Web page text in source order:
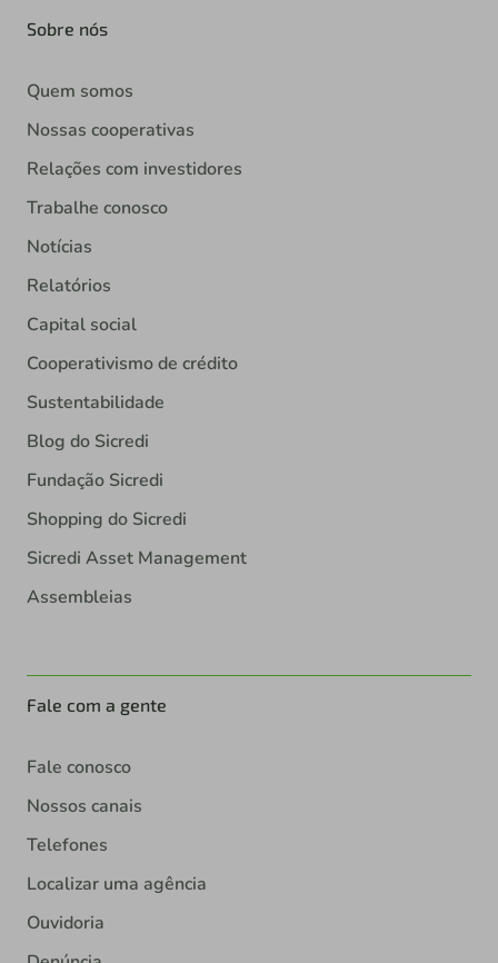
Sobre nós
Quem somos
Nossas cooperativas
Relações com investidores
Trabalhe conosco
Notícias
Relatórios
Capital social
Cooperativismo de crédito
Sustentabilidade
Blog do Sicredi
Fundação Sicredi
Shopping do Sicredi
Sicredi Asset Management
Assembleias
Fale com a gente
Fale conosco
Nossos canais
Telefones
Localizar uma agência
Ouvidoria